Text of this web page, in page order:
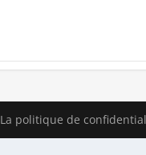
La politique de